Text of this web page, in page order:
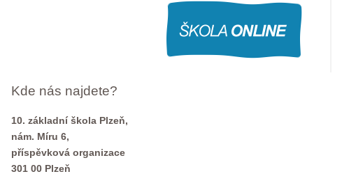
Kde nás najdete?
10. základní škola Plzeň,
nám. Míru 6,
příspěvková organizace
301 00 Plzeň